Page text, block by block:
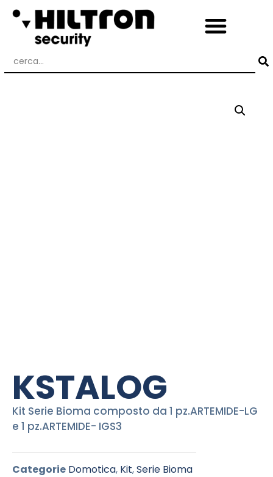
KSTALOG
Kit Serie Bioma composto da 1 pz.ARTEMIDE-LG
e 1 pz.ARTEMIDE- IGS3
Categorie Domotica, Kit,Serie Bioma